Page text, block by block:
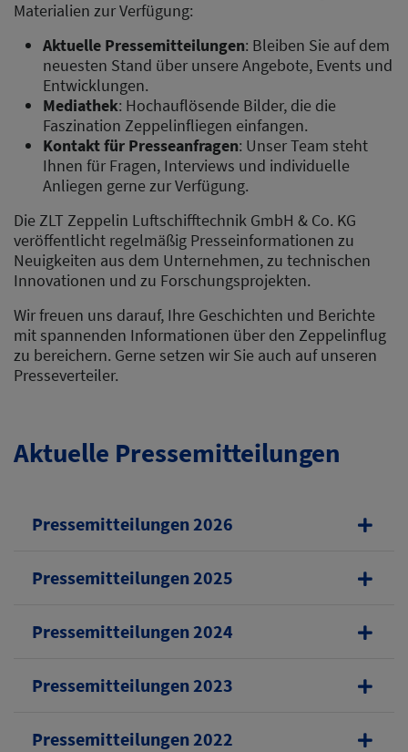
Materialien zur Verfügung:
Aktuelle Pressemitteilungen: Bleiben Sie auf dem
neuesten Stand über unsere Angebote, Events und
Entwicklungen.
Mediathek: Hochauflösende Bilder, die die
Faszination Zeppelinfliegen einfangen.
Kontakt für Presseanfragen: Unser Team steht
Ihnen für Fragen, Interviews und individuelle
Anliegen gerne zur Verfügung.
Die ZLT Zeppelin Luftschifftechnik GmbH & Co. KG
veröffentlicht regelmäßig Presseinformationen zu
Neuigkeiten aus dem Unternehmen, zu technischen
Innovationen und zu Forschungsprojekten.
Wir freuen uns darauf, Ihre Geschichten und Berichte
mit spannenden Informationen über den Zeppelinflug
zu bereichern. Gerne setzen wir Sie auch auf unseren
Presseverteiler.
Aktuelle Pressemitteilungen
Pressemitteilungen 2026
Pressemitteilungen 2025
Pressemitteilungen 2024
Pressemitteilungen 2023
Pressemitteilungen 2022